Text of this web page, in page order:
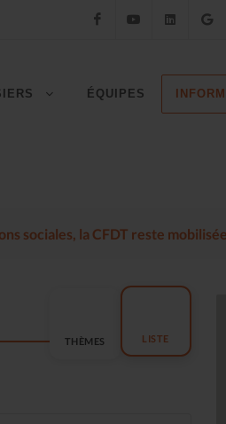
FacebookYouTube LinkedIn
ÉQUIPES
sociales, la CFDT reste mobilisée
THÈMES LISTE